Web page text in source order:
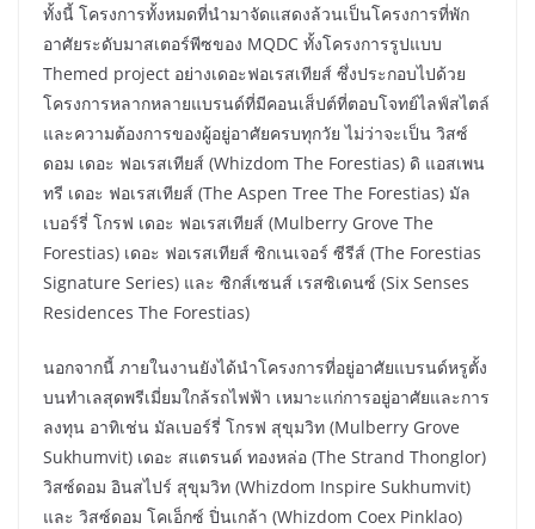
ทั้งนี้ โครงการทั้งหมดที่นำมาจัดแสดงล้วนเป็นโครงการที่พัก
อาศัยระดับมาสเตอร์พีซของ MQDC ทั้งโครงการรูปแบบ
Themed project อย่างเดอะฟอเรสเทียส์ ซึ่งประกอบไปด้วย
โครงการหลากหลายแบรนด์ที่มีคอนเส็ปต์ที่ตอบโจทย์ไลฟ์สไตล์
และความต้องการของผู้อยู่อาศัยครบทุกวัย ไม่ว่าจะเป็น วิสซ์
ดอม เดอะ ฟอเรสเทียส์ (Whizdom The Forestias) ดิ แอสเพน
ทรี เดอะ ฟอเรสเทียส์ (The Aspen Tree The Forestias) มัล
เบอร์รี่ โกรฟ เดอะ ฟอเรสเทียส์ (Mulberry Grove The
Forestias) เดอะ ฟอเรสเทียส์ ซิกเนเจอร์ ซีรีส์ (The Forestias
Signature Series) และ ซิกส์เซนส์ เรสซิเดนซ์ (Six Senses
Residences The Forestias)
นอกจากนี้ ภายในงานยังได้นำโครงการที่อยู่อาศัยแบรนด์หรูตั้ง
บนทำเลสุดพรีเมี่ยมใกล้รถไฟฟ้า เหมาะแก่การอยู่อาศัยและการ
ลงทุน อาทิเช่น มัลเบอร์รี่ โกรฟ สุขุมวิท (Mulberry Grove
Sukhumvit) เดอะ สแตรนด์ ทองหล่อ (The Strand Thonglor)
วิสซ์ดอม อินสไปร์ สุขุมวิท (Whizdom Inspire Sukhumvit)
และ วิสซ์ดอม โคเอ็กซ์ ปิ่นเกล้า (Whizdom Coex Pinklao)